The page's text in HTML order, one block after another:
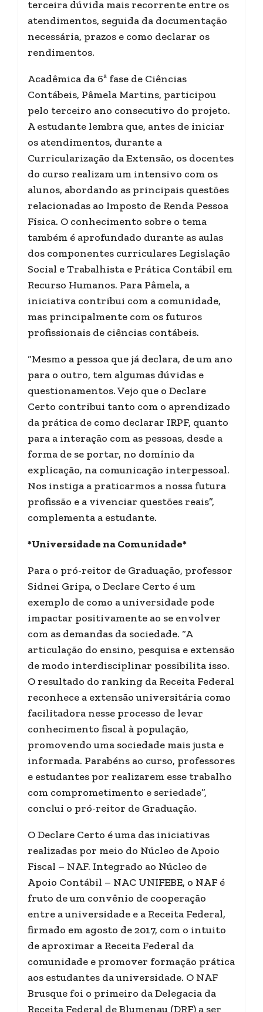
terceira dúvida mais recorrente entre os
atendimentos, seguida da documentação
necessária, prazos e como declarar os
rendimentos.
Acadêmica da 6ª fase de Ciências
Contábeis, Pâmela Martins, participou
pelo terceiro ano consecutivo do projeto.
A estudante lembra que, antes de iniciar
os atendimentos, durante a
Curricularização da Extensão, os docentes
do curso realizam um intensivo com os
alunos, abordando as principais questões
relacionadas ao Imposto de Renda Pessoa
Física. O conhecimento sobre o tema
também é aprofundado durante as aulas
dos componentes curriculares Legislação
Social e Trabalhista e Prática Contábil em
Recurso Humanos. Para Pâmela, a
iniciativa contribui com a comunidade,
mas principalmente com os futuros
profissionais de ciências contábeis.
“Mesmo a pessoa que já declara, de um ano
para o outro, tem algumas dúvidas e
questionamentos. Vejo que o Declare
Certo contribui tanto com o aprendizado
da prática de como declarar IRPF, quanto
para a interação com as pessoas, desde a
forma de se portar, no domínio da
explicação, na comunicação interpessoal.
Nos instiga a praticarmos a nossa futura
profissão e a vivenciar questões reais”,
complementa a estudante.
*Universidade na Comunidade*
Para o pró-reitor de Graduação, professor
Sidnei Gripa, o Declare Certo é um
exemplo de como a universidade pode
impactar positivamente ao se envolver
com as demandas da sociedade. “A
articulação do ensino, pesquisa e extensão
de modo interdisciplinar possibilita isso.
O resultado do ranking da Receita Federal
reconhece a extensão universitária como
facilitadora nesse processo de levar
conhecimento fiscal à população,
promovendo uma sociedade mais justa e
informada. Parabéns ao curso, professores
e estudantes por realizarem esse trabalho
com comprometimento e seriedade”,
conclui o pró-reitor de Graduação.
O Declare Certo é uma das iniciativas
realizadas por meio do Núcleo de Apoio
Fiscal – NAF. Integrado ao Núcleo de
Apoio Contábil – NAC UNIFEBE, o NAF é
fruto de um convênio de cooperação
entre a universidade e a Receita Federal,
firmado em agosto de 2017, com o intuito
de aproximar a Receita Federal da
comunidade e promover formação prática
aos estudantes da universidade. O NAF
Brusque foi o primeiro da Delegacia da
Receita Federal de Blumenau (DRF) a ser